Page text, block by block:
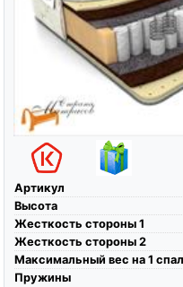
Артикул
Высота
Жесткость стороны 1
Жесткость стороны 2
Максимальный вес на 1
Пружины